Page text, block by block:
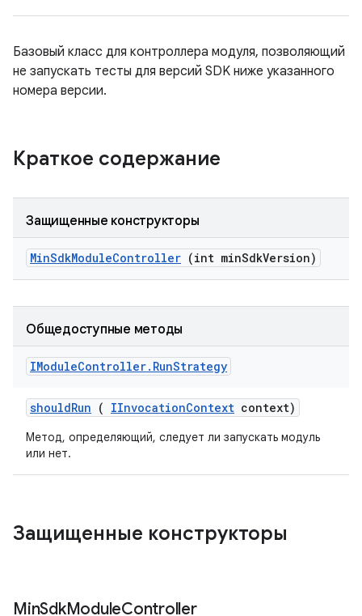
Базовый класс для контроллера модуля, позволяющий
не запускать тесты для версий SDK ниже указанного
номера версии.
Краткое содержание
Защищенные конструкторы
MinSdkModuleController (int minSdkVersion)
Общедоступные методы
IModuleController. RunStrategy
shouldRun ( IInvocationContext context)
Метод, определяющий, следует ли запускать модуль
или нет.
Защищенные конструкторы
MinSdkModuleController